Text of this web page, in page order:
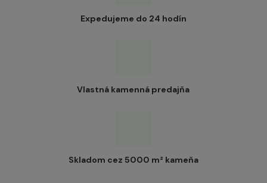
Expedujeme do 24 hodín
Vlastná kamenná predajňa
Skladom cez 5000 m² kameňa